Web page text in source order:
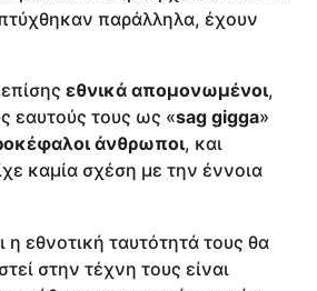
παράλληλα, έχουν
εθνικά απομονωμένοι,
εαυτούς τους ως «sag gigga»
άνθρωποι, και
καμία σχέση με την έννοια
η εθνοτική ταυτότητά τους θα
στην τέχνη τους είναι